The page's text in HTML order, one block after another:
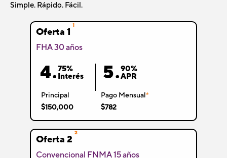
Simple. Rápido. Fácil.
Oferta 1
1
FHA 30 años
4.75%
Interés 5.90%
APR
Principal
$150,000
Pago Mensual*
$782
Oferta 2
2
Convencional FNMA 15 años